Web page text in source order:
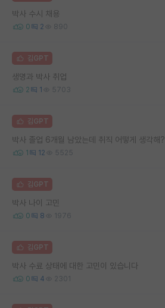
박사 수시 채용
0 2 890
김GPT
생명과 박사 취업
2 1 5703
김GPT
박사 졸업 6개월 남았는데 취직 어떻게 생각해?
1 12 5525
김GPT
박사 나이 고민
0 8 1976
김GPT
박사 수료 상태에 대한 고민이 있습니다
0 4 2301